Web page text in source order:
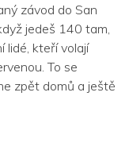
závod do San
jedeš 140 tam,
lidé, kteří volají
To se
zpět domů a ještě